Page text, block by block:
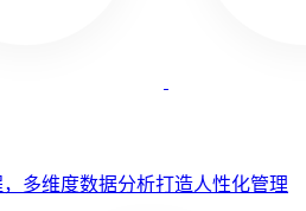
多维度数据分析打造人性化管理